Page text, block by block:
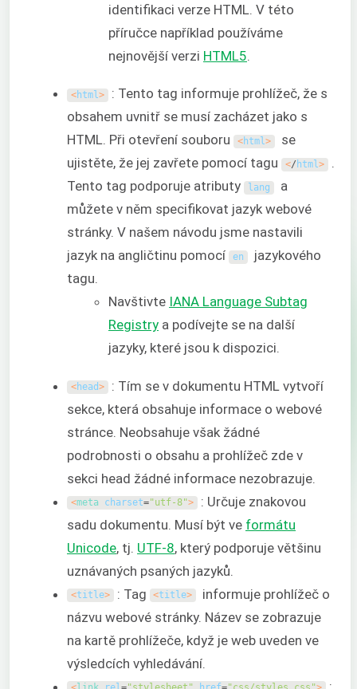
identifikaci verze HTML. V této
příručce například používáme
nejnovější verzi HTML5
<html> : Tento tag informuje prohlížeč, že s
obsahem uvnitř se musí zacházet jako s
HTML. Při otevření souboru
<html> se
ujistěte, že jej zavřete pomocí tagu
</ html> .
Tento tag podporuje atributy
lang a
můžete v něm specifikovat jazyk webové
stránky. V našem návodu jsme nastavili
jazyk na angličtinu pomocí
en jazykového
tagu.
Navštivte IANA Language Subtag
Registry a podívejte se na další
jazyky, které jsou k dispozici.
<head> : Tím se v dokumentu HTML vytvoří
sekce, která obsahuje informace o webové
stránce. Neobsahuje však žádné
podrobnosti o obsahu a prohlížeč zde v
sekci head žádné informace nezobrazuje.
<meta charset="utf-8"> : Určuje znakovou
sadu dokumentu. Musí být ve formátu
Unicode, tj. UTF-8, který podporuje většinu
uznávaných psaných jazyků.
<title> : Tag <title>
informuje prohlížeč o
názvu webové stránky. Název se zobrazuje
na kartě prohlížeče, když je web uveden ve
výsledcích vyhledávání.